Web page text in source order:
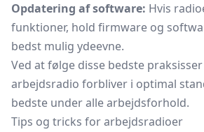
Opdatering af software: Hvis
funktioner, hold firmware og
bedst mulig ydeevne.
Ved at følge disse bedste
arbejdsradio forbliver i optimal
bedste under alle arbejdsforhold.
Tips og tricks for arbejdsradioer